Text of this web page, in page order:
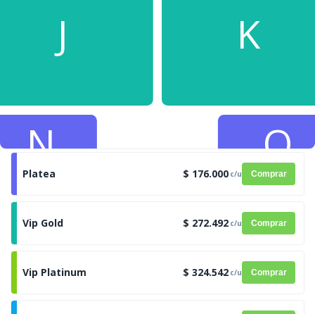
J K
N O
Platea $ 176.000 c/u Comprar
Vip Gold $ 272.492 c/u Comprar
Vip Platinum $ 324.542 c/u Comprar